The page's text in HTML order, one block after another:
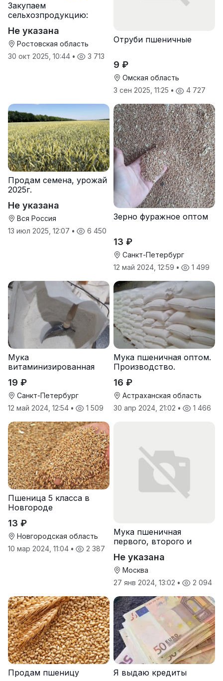
Закупаем
сельхозпродукцию:
подсолнечник
Не указана
Ростовская область
30 окт 2025, 10:44 • 3 713
Отруби пшеничные
9 ₽
Омская область
3 сен 2025, 11:25 • 4 727
Продам семена, урожай
2025г.
Не указана
Вся Россия
13 июл 2025, 12:07 • 6 450
Зерно фуражное оптом
13 ₽
Санкт-Петербург
12 май 2024, 12:59 • 1 499
Мука
витаминизированная
19 ₽
Санкт-Петербург
12 май 2024, 12:54 • 1 509
Мука пшеничная оптом.
Производство.
16 ₽
Астраханская область
30 апр 2024, 21:02 • 1 466
Пшеница 5 класса в
Новгороде
13 ₽
Новгородская область
10 мар 2024, 11:04 • 2 387
Мука пшеничная
первого, второго и
Не указана
Москва
27 янв 2024, 13:02 • 2 094
Продам пшеницу Я выдаю кредиты